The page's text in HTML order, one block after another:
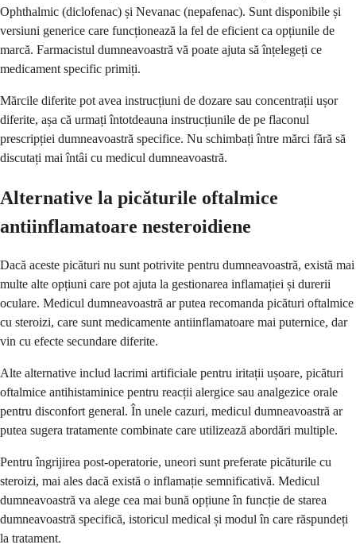
Ophthalmic (diclofenac) și Nevanac (nepafenac). Sunt disponibile și
versiuni generice care funcționează la fel de eficient ca opțiunile de
marcă. Farmacistul dumneavoastră vă poate ajuta să înțelegeți ce
medicament specific primiți.
Mărcile diferite pot avea instrucțiuni de dozare sau concentrații ușor
diferite, așa că urmați întotdeauna instrucțiunile de pe flaconul
prescripției dumneavoastră specifice. Nu schimbați între mărci fără să
discutați mai întâi cu medicul dumneavoastră.
Alternative la picăturile oftalmice
antiinflamatoare nesteroidiene
Dacă aceste picături nu sunt potrivite pentru dumneavoastră, există mai
multe alte opțiuni care pot ajuta la gestionarea inflamației și durerii
oculare. Medicul dumneavoastră ar putea recomanda picături oftalmice
cu steroizi, care sunt medicamente antiinflamatoare mai puternice, dar
vin cu efecte secundare diferite.
Alte alternative includ lacrimi artificiale pentru iritații ușoare, picături
oftalmice antihistaminice pentru reacții alergice sau analgezice orale
pentru disconfort general. În unele cazuri, medicul dumneavoastră ar
putea sugera tratamente combinate care utilizează abordări multiple.
Pentru îngrijirea post-operatorie, uneori sunt preferate picăturile cu
steroizi, mai ales dacă există o inflamație semnificativă. Medicul
dumneavoastră va alege cea mai bună opțiune în funcție de starea
dumneavoastră specifică, istoricul medical și modul în care răspundeți
la tratament.